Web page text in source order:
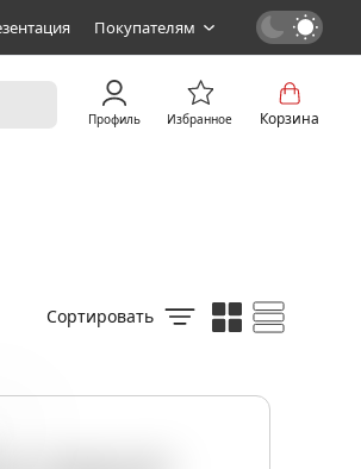
Покупателям
Профиль Избранное Корзина
Сортировать